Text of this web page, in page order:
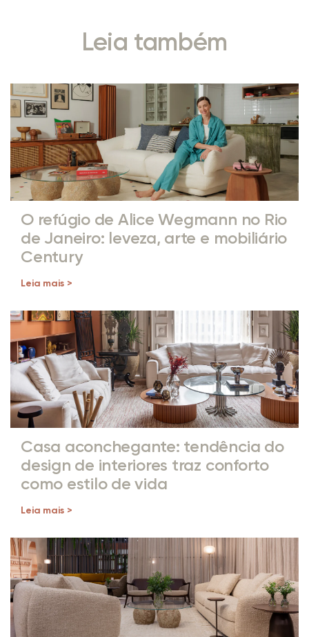
Leia também
O refúgio de Alice Wegmann no Rio
de Janeiro: leveza, arte e mobiliário
Century
Leia mais >
Casa aconchegante: tendência do
design de interiores traz conforto
como estilo de vida
Leia mais >